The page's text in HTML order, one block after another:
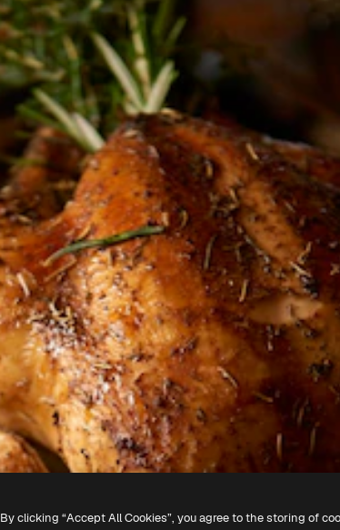
By clicking “Accept All Cookies”, you agree to the storing of